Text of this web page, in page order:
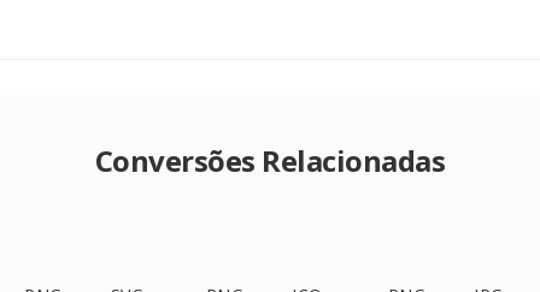
Conversões Relacionadas